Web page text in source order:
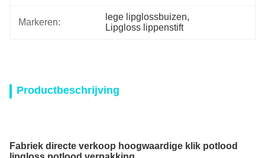
Markeren:
lege lipglossbuizen,
Lipgloss lippenstift
Productbeschrijving
Fabriek directe verkoop hoogwaardige klik potlood